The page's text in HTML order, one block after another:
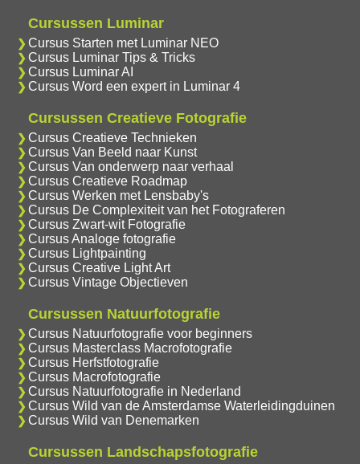
Cursussen Luminar
Cursus Starten met Luminar NEO
Cursus Luminar Tips & Tricks
Cursus Luminar AI
Cursus Word een expert in Luminar 4
Cursussen Creatieve Fotografie
Cursus Creatieve Technieken
Cursus Van Beeld naar Kunst
Cursus Van onderwerp naar verhaal
Cursus Creatieve Roadmap
Cursus Werken met Lensbaby's
Cursus De Complexiteit van het Fotograferen
Cursus Zwart-wit Fotografie
Cursus Analoge fotografie
Cursus Lightpainting
Cursus Creative Light Art
Cursus Vintage Objectieven
Cursussen Natuurfotografie
Cursus Natuurfotografie voor beginners
Cursus Masterclass Macrofotografie
Cursus Herfstfotografie
Cursus Macrofotografie
Cursus Natuurfotografie in Nederland
Cursus Wild van de Amsterdamse Waterleidingduinen
Cursus Wild van Denemarken
Cursussen Landschapsfotografie